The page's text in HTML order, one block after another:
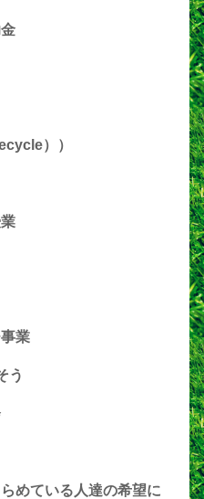
））
業
う
めている人達の希望に